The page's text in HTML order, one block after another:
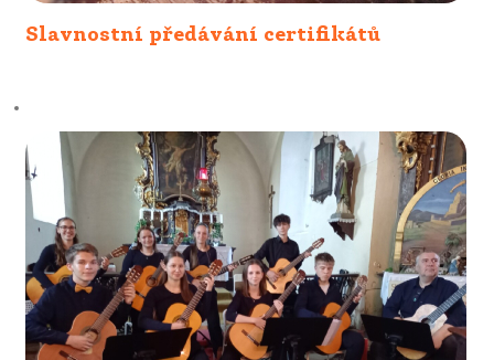
Slavnostní předávání certifikátů